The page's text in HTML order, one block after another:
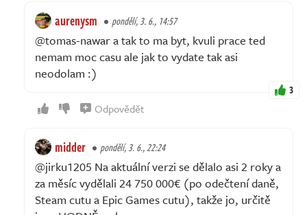
aurenysm pondělí, 3. 6., 14:57
@tomas-nawar a tak to ma byt, kvuli prace ted
nemam moc casu ale jak to vydate tak asi
neodolam :)
3
Odpovědět
midder pondělí, 3. 6., 22:24
@jirku1205 Na aktuální verzi se dělalo asi 2 roky a
za měsíc vydělali 24 750 000€ (po odečtení daně,
Steam cutu a Epic Games cutu), takže jo, určitě